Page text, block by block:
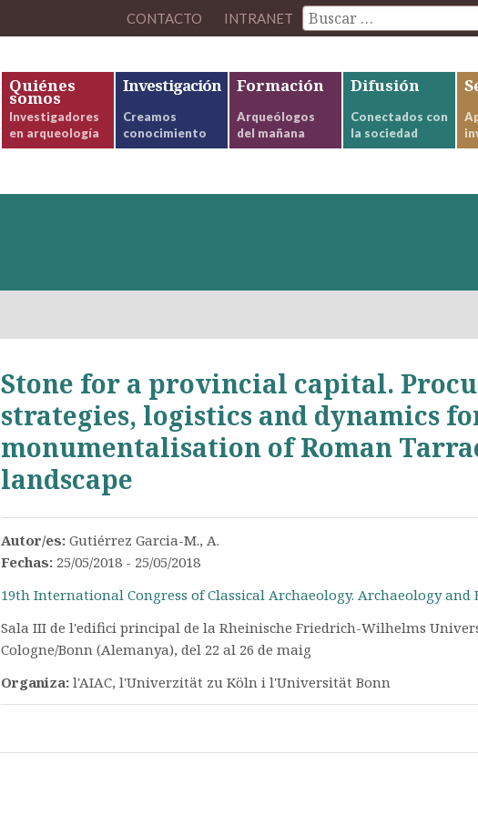
CONTACTO INTRANET
Quiénes
somos
Investigadores
en arqueología
Investigación
Creamos
conocimiento
Formación
Arqueólogos
del mañana
Difusión
Conectados con
la sociedad
Stone for a provincial capital.
strategies, logistics and dynamics
monumentalisation of Roman
landscape
Autor/es: Gutiérrez Garcia-M., A.
Fechas: 25/05/2018 - 25/05/2018
19th International Congress of Classical Archaeology. Archaeology
Sala III de l'edifici principal de la Rheinische Friedrich-Wilhelms
Cologne/Bonn (Alemanya), del 22 al 26 de maig
Organiza: l'AIAC, l'Univerzität zu Köln i l'Universität Bonn